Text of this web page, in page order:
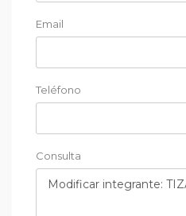
Email
Teléfono
Consulta